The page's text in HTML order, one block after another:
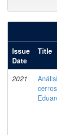
Issue
Date
Title
2021